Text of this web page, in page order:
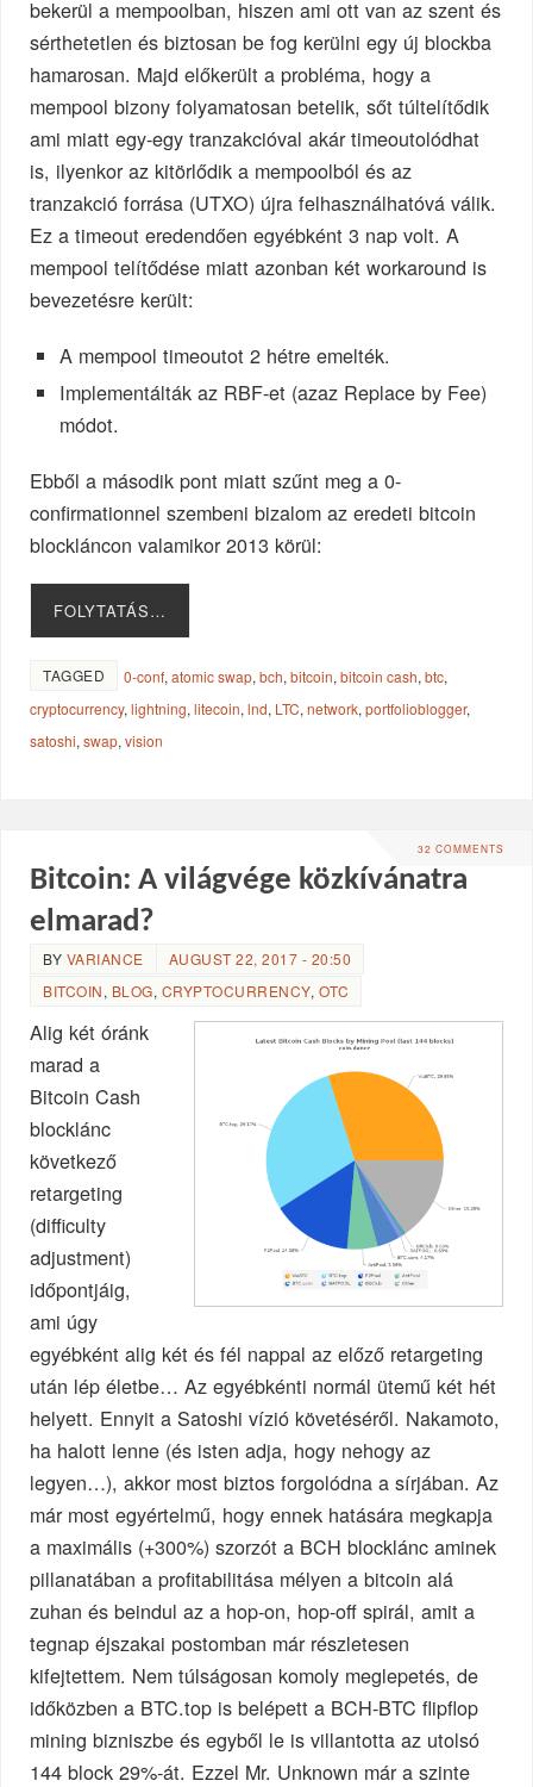
bekerül a mempoolban, hiszen ami ott van az szent és
sérthetetlen és biztosan be fog kerülni egy új blockba
hamarosan. Majd előkerült a probléma, hogy a
mempool bizony folyamatosan betelik, sőt túltelítődik
ami miatt egy-egy tranzakcióval akár timeoutolódhat
is, ilyenkor az kitörlődik a mempoolból és az
tranzakció forrása (UTXO) újra felhasználhatóvá válik.
Ez a timeout eredendően egyébként 3 nap volt. A
mempool telítődése miatt azonban két workaround is
bevezetésre került:
A mempool timeoutot 2 hétre emelték.
Implementálták az RBF-et (azaz Replace by Fee)
módot.
Ebből a második pont miatt szűnt meg a 0-
confirmationnel szembeni bizalom az eredeti bitcoin
blockláncon valamikor 2013 körül:
FOLYTATÁS…
TAGGED 0-conf,atomic swap,bch,bitcoin,bitcoin cash,btc,
cryptocurrency,lightning,litecoin,lnd, LTC,network,portfolioblogger,
satoshi,swap,vision
32 COMMENTS
Bitcoin: A világvége közkívánatra
elmarad?
BY VARIANCE
AUGUST 22, 2017 - 20:50
BITCOIN, BLOG, CRYPTOCURRENCY, OTC
Alig két óránk
marad a
Bitcoin Cash
blocklánc
következő
retargeting
(difficulty
adjustment)
időpontjáig,
ami úgy
egyébként alig két és fél nappal az előző retargeting
után lép életbe… Az egyébkénti normál ütemű két hét
helyett. Ennyit a Satoshi vízió követéséről. Nakamoto,
ha halott lenne (és isten adja, hogy nehogy az
legyen…), akkor most biztos forgolódna a sírjában. Az
már most egyértelmű, hogy ennek hatására megkapja
a maximális (+300%) szorzót a BCH blocklánc aminek
pillanatában a profitabilitása mélyen a bitcoin alá
zuhan és beindul az a hop-on, hop-off spirál, amit a
tegnap éjszakai postomban már részletesen
kifejtettem. Nem túlságosan komoly meglepetés, de
időközben a BTC.top is belépett a BCH-BTC flipflop
mining bizniszbe és egyből le is villantotta az utolsó
144 block 29%-át. Ezzel Mr. Unknown már a szinte